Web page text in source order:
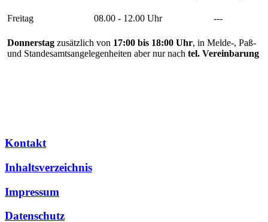
Freitag 08.00 - 12.00 Uhr ---
Donnerstag zusätzlich von 17:00 bis 18:00 Uhr, in Melde-, Paß-
und Standesamtsangelegenheiten aber nur nach tel. Vereinbarung
Kontakt
Inhaltsverzeichnis
Impressum
Datenschutz